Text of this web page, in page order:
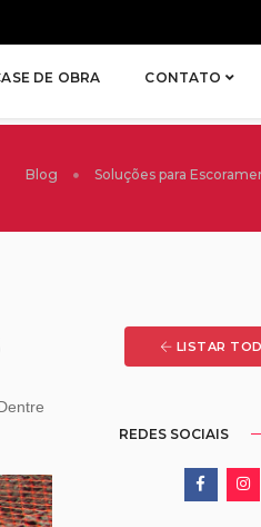
DE OBRA CONTATO
Blog Soluções para
LISTAR
REDES SOCIAIS